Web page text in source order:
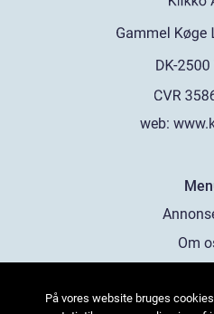
web:
Om
På vores website bruges